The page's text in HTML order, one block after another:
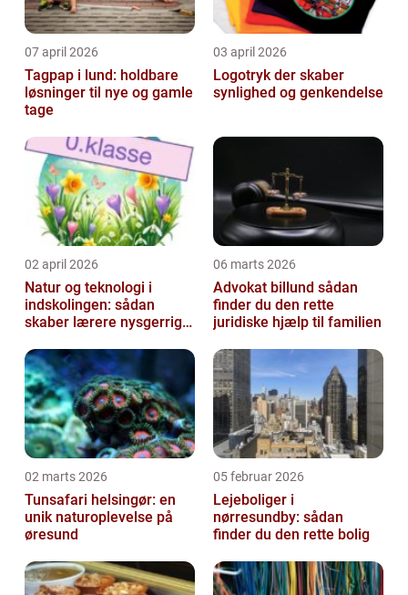
07 april 2026
Tagpap i lund: holdbare
løsninger til nye og gamle
tage
03 april 2026
Logotryk der skaber
synlighed og genkendelse
02 april 2026
Natur og teknologi i
indskolingen: sådan
skaber lærere nysgerrige
06 marts 2026
Advokat billund sådan
finder du den rette
juridiske hjælp til familien
02 marts 2026
Tunsafari helsingør: en
unik naturoplevelse på
øresund
05 februar 2026
Lejeboliger i
nørresundby: sådan
finder du den rette bolig